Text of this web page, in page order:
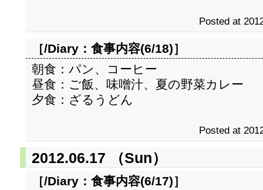
Posted at
［/Diary： 食事内容(6/18)］
朝食：パン、コーヒー
昼食：ご飯、味噌汁、夏の野菜カレー
夕食：ざるうどん
Posted at
2012.06.17 （Sun）
［/Diary： 食事内容(6/17)］